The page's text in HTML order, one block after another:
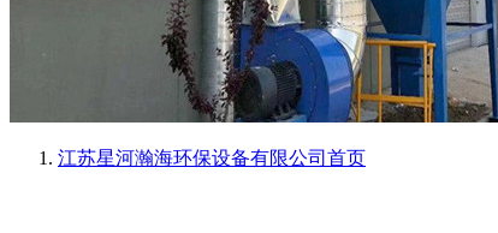
江苏星河瀚海环保设备有限公司 首页